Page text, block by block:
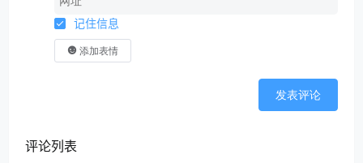
记住信息
添加表情
发表评论
评论列表